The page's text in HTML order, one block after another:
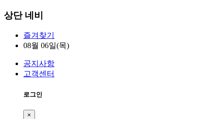
상단 네비
즐겨찾기
08월 06일(목)
공지사항
고객센터
로그인
×